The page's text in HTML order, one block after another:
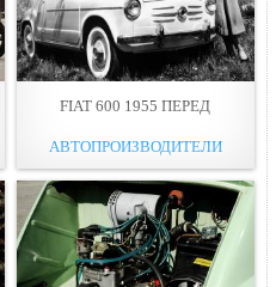
FIAT 600 1955 ПЕРЕД
АВТОПРОИЗВОДИТЕЛИ